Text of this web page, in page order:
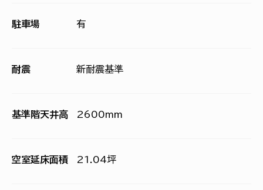
駐車場 有
耐震 新耐震基準
基準階天井高 2600mm
空室延床面積 21.04坪